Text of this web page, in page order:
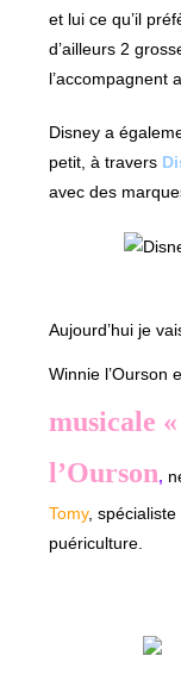
et lui ce qu’il
d’ailleurs 2
l’accompagnent
Disney a
petit, à travers
avec des
Aujourd’hui je
Winnie l’Ourson
musicale
l’Ourson,
Tomy, spécialiste
puériculture.